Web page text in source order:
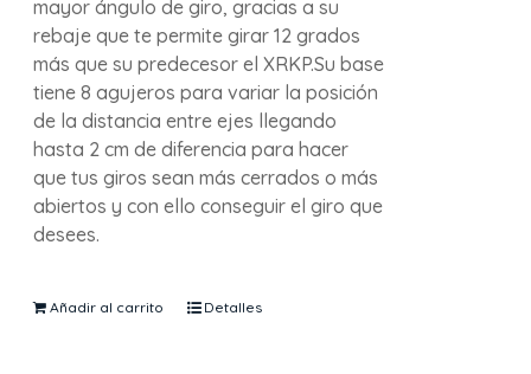
mayor ángulo de giro, gracias a su
rebaje que te permite girar 12 grados
más que su predecesor el XRKP.Su base
tiene 8 agujeros para variar la posición
de la distancia entre ejes llegando
hasta 2 cm de diferencia para hacer
que tus giros sean más cerrados o más
abiertos y con ello conseguir el giro que
desees.
Añadir al carrito Detalles